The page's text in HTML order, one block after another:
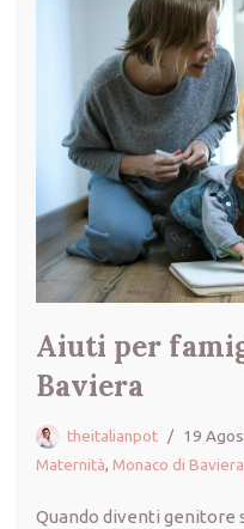
Aiuti per
Baviera
theitalianpot
19
Maternità, Monaco di
Quando diventi genitore